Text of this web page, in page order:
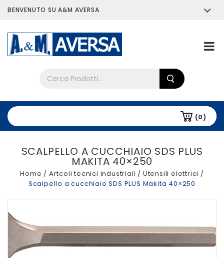
BENVENUTO SU A&M AVERSA
(0)
SCALPELLO A CUCCHIAIO SDS PLUS
MAKITA 40×250
Home / Artcoli tecnici industriali / Utensili elettrici /
Scalpello a cucchiaio SDS PLUS Makita 40×250